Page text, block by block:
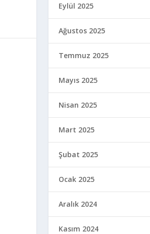
Eylül 2025
Ağustos 2025
Temmuz 2025
Mayıs 2025
Nisan 2025
Mart 2025
Şubat 2025
Ocak 2025
Aralık 2024
Kasım 2024